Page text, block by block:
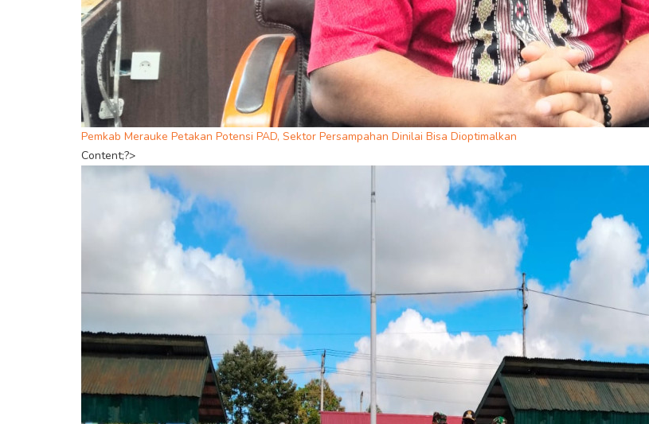
Pemkab Merauke Petakan Potensi PAD, Sektor Persampahan Dinilai Bisa Dioptimalkan
Content;?>